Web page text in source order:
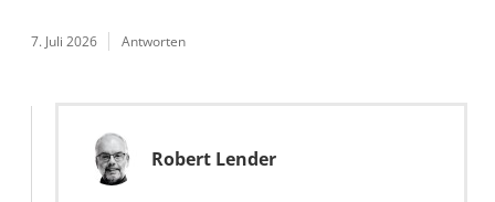
7. Juli 2026 Antworten
Robert Lender